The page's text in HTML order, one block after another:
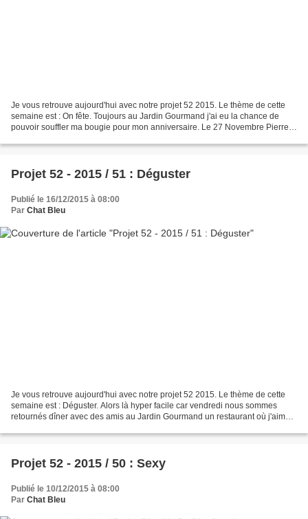
Je vous retrouve aujourd'hui avec notre projet 52 2015. Le thème de cette
semaine est : On fête. Toujours au Jardin Gourmand j'ai eu la chance de
pouvoir souffler ma bougie pour mon anniversaire. Le 27 Novembre Pierre
Projet 52 - 2015 / 51 : Déguster
Publié le 16/12/2015 à 08:00
Par Chat Bleu
Je vous retrouve aujourd'hui avec notre projet 52 2015. Le thème de cette
semaine est : Déguster. Alors là hyper facile car vendredi nous sommes
retournés dîner avec des amis au Jardin Gourmand un restaurant où j'aime
Projet 52 - 2015 / 50 : Sexy
Publié le 10/12/2015 à 08:00
Par Chat Bleu